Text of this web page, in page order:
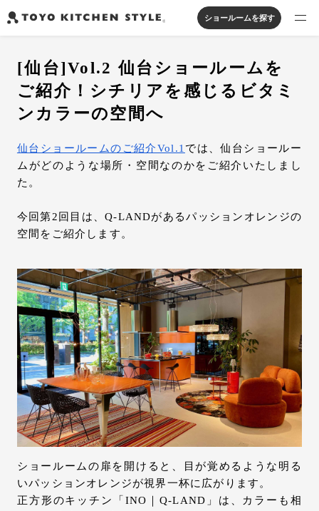
オープンキッチン
アイランドキッチン
ペニンシュラキッチン
壁付けキッチン
製品を探す
システムキッチン
家具・照明・タイル
実例から探す
私たちについて
ジャーナルを読む
オンラインストア
お知らせ
カタログを見る
よくあるご質問
お問い合わせ
サポート
LANGUAGE : JP
EN
CN
ショールームを探す
[仙台]Vol.2 仙台ショールームを
ご紹介！シチリアを感じるビタミ
ンカラーの空間へ
仙台ショールームのご紹介Vol.1 では、仙台ショールー
ムがどのような場所・空間なのかをご紹介いたしまし
た。
今回第2回目は、Q-LANDがあるパッションオレンジの
空間をご紹介します。
ショールームの扉を開けると、目が覚めるような明る
いパッションオレンジが視界一杯に広がります。
正方形のキッチン「INO｜Q-LAND」は、カラーも相